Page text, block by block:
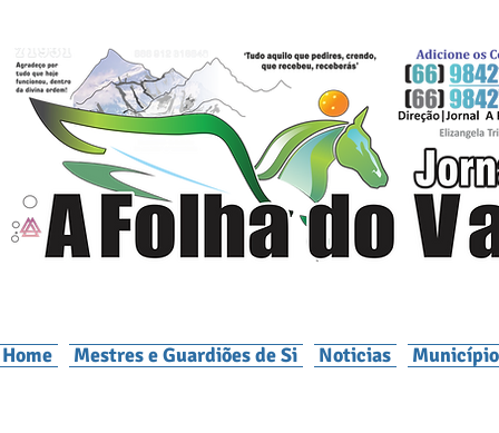
Home Mestres e Guardiões de Si Noticias